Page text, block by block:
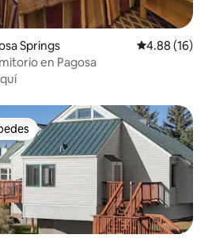
Springs Calificación
4.88 (16)
en Pagosa
entre huéspedes